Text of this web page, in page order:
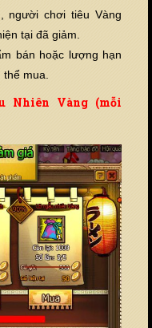
người chơi tiêu Vàng
tại đã giảm.
bán hoặc lượng hạn
thể mua.
Nhiên Vàng (mỗi